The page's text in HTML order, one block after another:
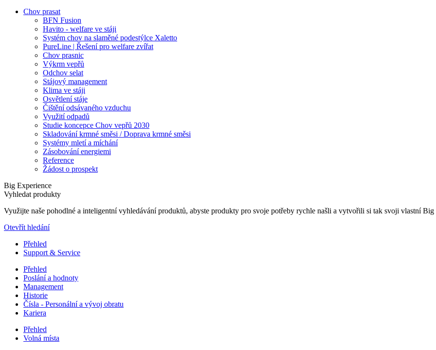
Chov prasat
BFN Fusion
Havito - welfare ve stáji
Systém chov na slaměné podestýlce Xaletto
PureLine | Řešení pro welfare zvířat
Chov prasnic
Výkrm vepřů
Odchov selat
Stájový management
Klima ve stáji
Osvětlení stáje
Čištění odsávaného vzduchu
Využití odpadů
Studie koncepce Chov vepřů 2030
Skladování krmné směsi / Doprava krmné směsi
Systémy mletí a míchání
Zásobování energiemi
Reference
Žádost o prospekt
Big Experience
Vyhledat produkty
Využijte naše pohodlné a inteligentní vyhledávání produktů, abyste produkty pro svoje potřeby rychle našli a vytvořili si tak svoji vlastní Big
Otevřít hledání
Přehled
Support & Service
Přehled
Poslání a hodnoty
Management
Historie
Čísla - Personální a vývoj obratu
Kariera
Přehled
Volná místa